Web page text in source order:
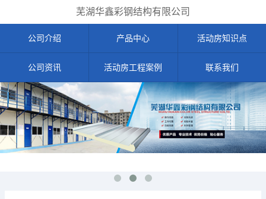
芜湖华鑫彩钢结构有限公司
公司介绍 产品中心 活动房知识点
公司资讯 活动房工程案例 联系我们